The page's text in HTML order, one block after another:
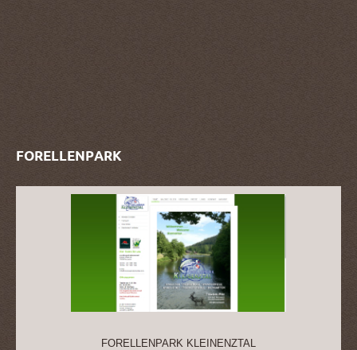
FORELLENPARK
FORELLENPARK KLEINENZTAL